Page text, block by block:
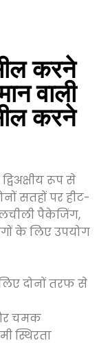
करने
वाली
करने
रूप से
सतहों पर हीट-
पैकेजिंग,
के लिए उपयोग
दोनों तरफ से
चमक
स्थिरता